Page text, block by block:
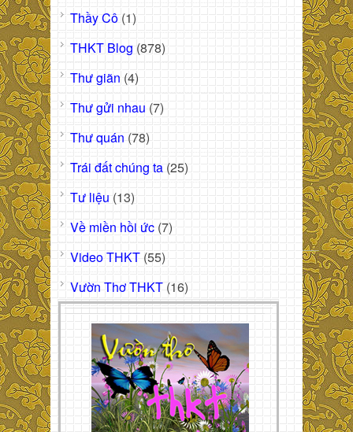
Thầy Cô (1)
THKT Blog (878)
Thư giãn (4)
Thư gửi nhau (7)
Thư quán (78)
Trái đất chúng ta (25)
Tư liệu (13)
Về miền hồi ức (7)
Video THKT (55)
Vườn Thơ THKT (16)